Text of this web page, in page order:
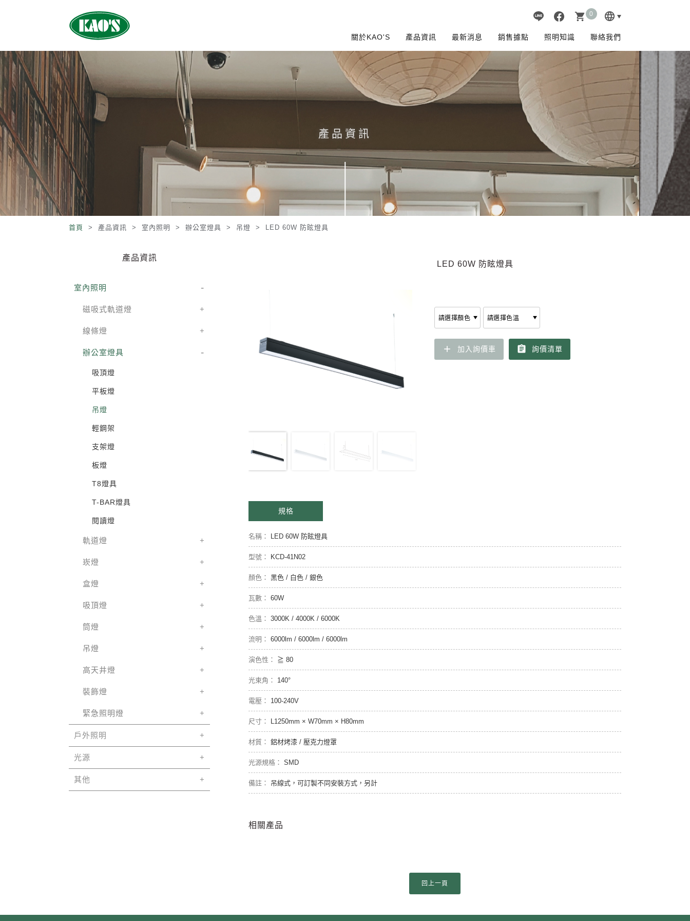
關於KAO'S 產品資訊 最新消息 銷售據點 照明知識 聯絡我們
language
shopping_cart 0
產品資訊
首頁 > 產品資訊 > 室內照明 >辦公室燈具 > 吊燈 > LED 60W 防眩燈具
產品資訊
室內照明
磁吸式軌道燈
線條燈
辦公室燈具
吸頂燈
平板燈
吊燈
輕鋼架
支架燈
板燈
T8燈具
T-BAR燈具
閱讀燈
軌道燈
崁燈
盒燈
吸頂燈
筒燈
吊燈
高天井燈
裝飾燈
緊急照明燈
戶外照明
光源
其他
LED 60W 防眩燈具
add 加入詢價車 assignment 詢價清單
規格
LED 60W 防眩燈具
KCD-41N02
黑色 / 白色 / 銀色
60W
3000K / 4000K / 6000K
6000lm / 6000lm / 6000lm
≧ 80
140°
100-240V
L1250mm × W70mm × H80mm
鋁材烤漆 / 壓克力燈罩
SMD
吊線式，可訂製不同安裝方式，另計
相關產品